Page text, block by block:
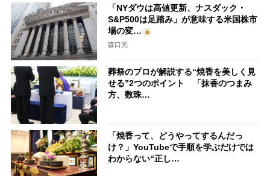
「NYダウは高値更新、ナスダック・
S&P500は足踏み」が意味する米国株市
場の変…
森口亮
葬祭のプロが解説する“焼香を美しく見
せる”2つのポイント 「抹香のつまみ
方、数珠…
「焼香って、どうやってするんだっ
け？」YouTubeで手順を学ぶだけでは
わからない“正し…